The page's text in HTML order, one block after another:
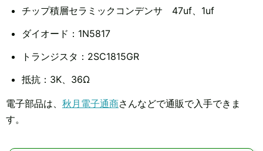
チップ積層セラミックコンデンサ 47uf、1uf
ダイオード：1N5817
トランジスタ：2SC1815GR
抵抗：3K、36Ω
電子部品は、 秋月電子通商さんなどで通販で入手できま
す。